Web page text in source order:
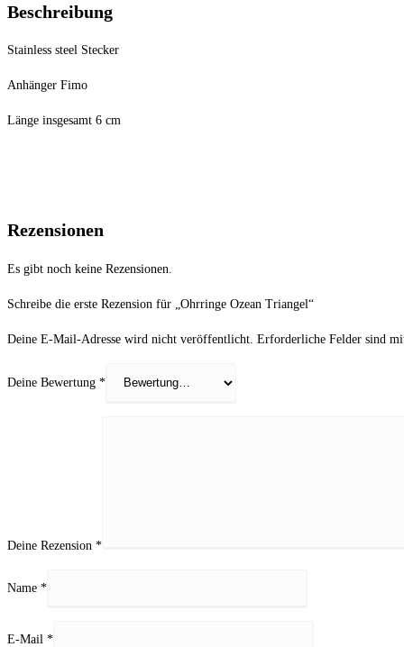
Beschreibung
Stainless steel Stecker
Anhänger Fimo
Länge insgesamt 6 cm
Rezensionen
Es gibt noch keine Rezensionen.
Schreibe die erste Rezension für „Ohrringe Ozean Triangel“
Deine E-Mail-Adresse wird nicht veröffentlicht. Erforderliche Felder sind
Deine Bewertung *
Deine Rezension *
Name *
E-Mail *